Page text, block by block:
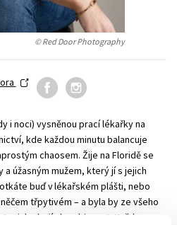
© Red Door Photography
i noci) vysněnou prací lékařky na
kde každou minutu balancuje
chaosem. Žije na Floridě se
úžasným mužem, který jí s jejich
buď v lékařském plášti, nebo
třpytivém – a byla by ze všeho
jak obojí zkombinovat. Každou